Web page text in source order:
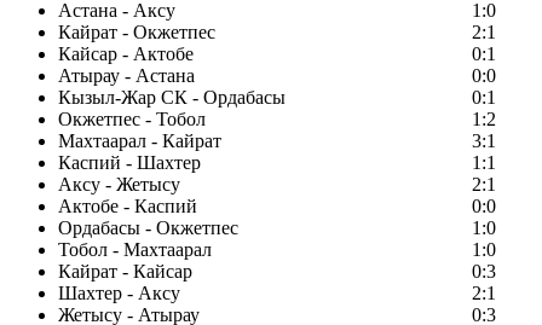
Астана - Аксу
1:0
Кайрат - Окжетпес
2:1
Кайсар - Актобе
0:1
Атырау - Астана
0:0
Кызыл-Жар СК - Ордабасы
0:1
Окжетпес - Тобол
1:2
Махтаарал - Кайрат
3:1
Каспий - Шахтер
1:1
Аксу - Жетысу
2:1
Актобе - Каспий
0:0
Ордабасы - Окжетпес
1:0
Тобол - Махтаарал
1:0
Кайрат - Кайсар
0:3
Шахтер - Аксу
2:1
Жетысу - Атырау
0:3